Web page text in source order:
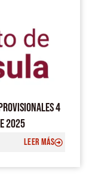
4
2025
LEER MÁS